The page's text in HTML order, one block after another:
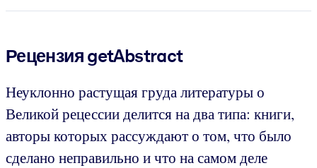
Рецензия getAbstract
Неуклонно растущая груда литературы о
Великой рецессии делится на два типа: книги,
авторы которых рассуждают о том, что было
сделано неправильно и что на самом деле